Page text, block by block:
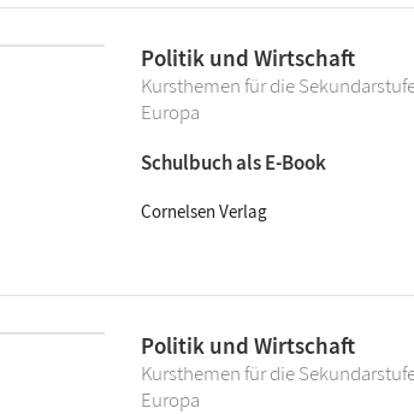
Politik und Wirtschaft
Kursthemen für die
Europa
Schulbuch als E-Book
Cornelsen Verlag
Politik und Wirtschaft
Kursthemen für die
Europa